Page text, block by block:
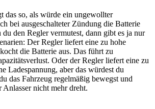
das so, als würde ein ungewollter
bei ausgeschalteter Zündung die Batterie
du den Regler vermutest, dann gibt es ja nur
Der Regler liefert eine zu hohe
die Batterie aus. Das führt zu
Oder der Regler liefert eine zu
Ladespannung, aber das würdest du
das Fahrzeug regelmäßig bewegst und
Anlasser nicht mehr dreht.